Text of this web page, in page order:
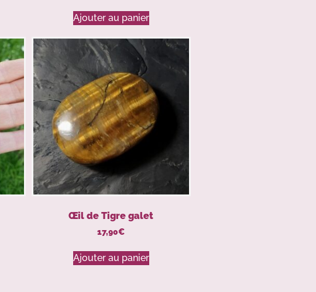
Ajouter au panier
Œil de Tigre galet
17,90€
Ajouter au panier